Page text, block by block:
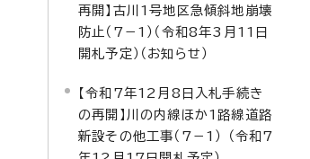
再開】古川1号地区急傾斜地崩壊
防止（7－1）（令和8年3月11日
開札予定）（お知らせ）
【令和7年12月8日入札手続き
の再開】川の内線ほか1路線道路
新設その他工事（7－1） （令和7